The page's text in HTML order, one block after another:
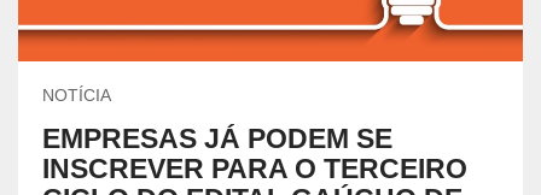
NOTÍCIA
EMPRESAS JÁ PODEM SE
INSCREVER PARA O TERCEIRO